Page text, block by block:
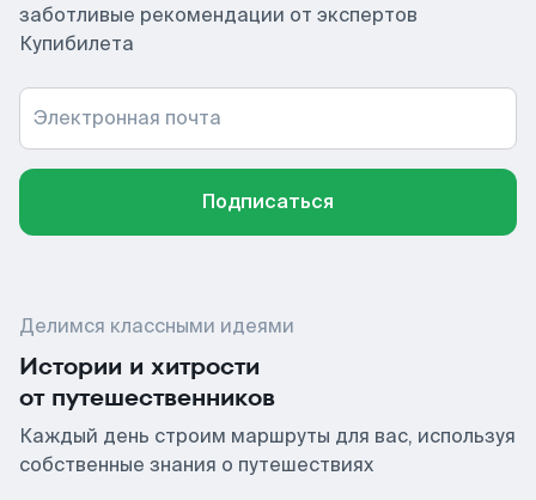
заботливые рекомендации от экспертов
Купибилета
Электронная почта
Подписаться
Делимся классными идеями
Истории и хитрости
от путешественников
Каждый день строим маршруты для вас, используя
собственные знания о путешествиях